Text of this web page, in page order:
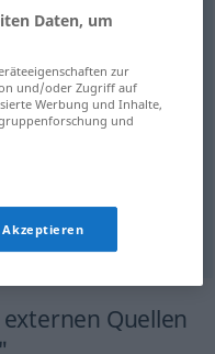
Quellen
Daten, um
zur
und/oder Zugriff auf
Werbung und Inhalte,
und
Akzeptieren